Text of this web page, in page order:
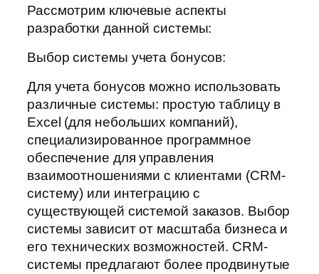
Рассмотрим ключевые аспекты
разработки данной системы:
Выбор системы учета бонусов:
Для учета бонусов можно использовать
различные системы: простую таблицу в
Excel (для небольших компаний),
специализированное программное
обеспечение для управления
взаимоотношениями с клиентами (CRM-
систему) или интеграцию с
существующей системой заказов. Выбор
системы зависит от масштаба бизнеса и
его технических возможностей. CRM-
системы предлагают более продвинутые